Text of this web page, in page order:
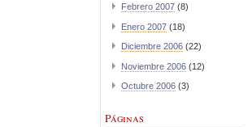
Febrero 2007 (8)
Enero 2007 (18)
Diciembre 2006 (22)
Noviembre 2006 (12)
Octubre 2006 (3)
Páginas